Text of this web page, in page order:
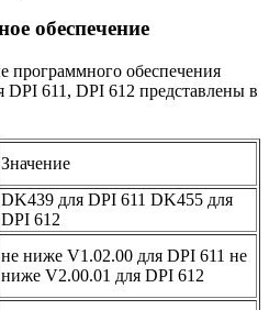
обеспечение
обеспечения
611, DPI 612 представлены в
Значение
DK439 для DPI 611 DK455 для
DPI 612
не ниже V1.02.00 для DPI 611 не
ниже V2.00.01 для DPI 612